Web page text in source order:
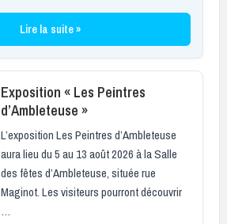
Lire la suite »
Exposition « Les Peintres
d’Ambleteuse »
L’exposition Les Peintres d’Ambleteuse
aura lieu du 5 au 13 août 2026 à la Salle
des fêtes d’Ambleteuse, située rue
Maginot. Les visiteurs pourront découvrir
…